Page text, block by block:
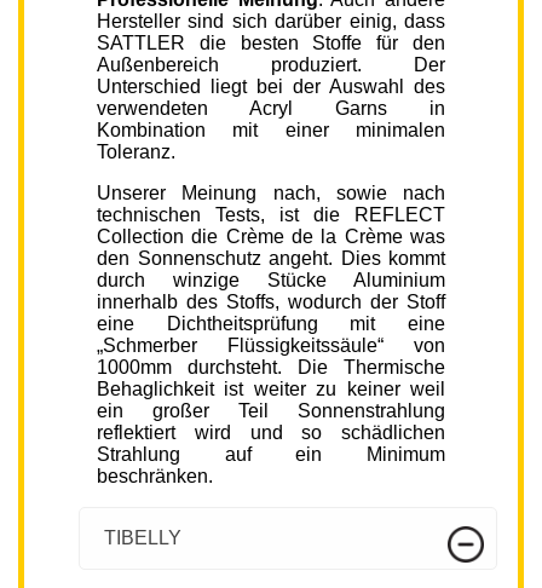
Hersteller sind sich darüber einig, dass
SATTLER die besten Stoffe für den
Außenbereich produziert. Der
Unterschied liegt bei der Auswahl des
verwendeten Acryl Garns in
Kombination mit einer minimalen
Toleranz.
Unserer Meinung nach, sowie nach
technischen Tests, ist die REFLECT
Collection die Crème de la Crème was
den Sonnenschutz angeht. Dies kommt
durch winzige Stücke Aluminium
innerhalb des Stoffs, wodurch der Stoff
eine Dichtheitsprüfung mit eine
„Schmerber Flüssigkeitssäule“ von
1000mm durchsteht. Die Thermische
Behaglichkeit ist weiter zu keiner weil
ein großer Teil Sonnenstrahlung
reflektiert wird und so schädlichen
Strahlung auf ein Minimum
beschränken.
TIBELLY